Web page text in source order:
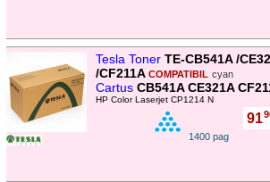
Tesla Toner TE-CB541A /
/CF211A COMPATIBIL cyan
Cartus CB541A CE321A
HP Color Laserjet CP1214 N
1400 pag
91